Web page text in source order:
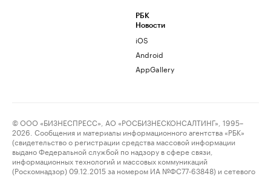
РБК
Новости
iOS
Android
AppGallery
© ООО «БИЗНЕСПРЕСС», АО «РОСБИЗНЕСКОНСАЛТИНГ», 1995–
2026. Сообщения и материалы информационного агентства «РБК»
(свидетельство о регистрации средства массовой информации
выдано Федеральной службой по надзору в сфере связи,
информационных технологий и массовых коммуникаций
(Роскомнадзор) 09.12.2015 за номером ИА №ФС77-63848) и сетевого